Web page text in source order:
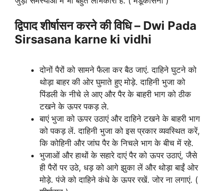
द्विपाद शीर्षासन करने की विधि – Dwi Pada
Sirsasana karne ki vidhi
दोनों पैरों को सामने फैला कर बैठ जाएं. दाहिने घुटने को
थोड़ा बाहर की ओर घुमाते हुए मोड़े. दाहिनी भुजा को
पिंडली के नीचे ले आए और पैर के बाहरी भाग को ठीक
टखने के ऊपर पकड़ ले.
बाएं भुजा को ऊपर उठाएं और दाहिने टखने के बाहरी भाग
को पकड़ लें. दाहिनी भुजा को इस प्रकार व्यवस्थित करें,
कि कोहिनी और जांघ पैर के निचले भाग के बीच में रहे.
भुजाओं और हाथों के सहारे दाएं पैर को ऊपर उठाएं, जैसे
ही पैरों पर उठे, धड़ को आगे झुका लें और थोड़ा बाईं ओर
मोड़े. पंजे को दाहिने कंधे के ऊपर रखें. जोर ना लगाएं. (